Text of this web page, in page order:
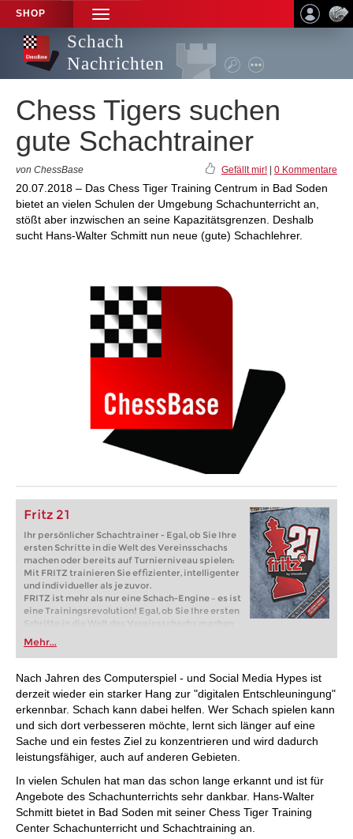
SHOP
TOGGLE
NAVIGATION
Schach
Nachrichten
Chess Tigers suchen
gute Schachtrainer
von ChessBase Gefällt mir! 0 Kommentare
20.07.2018 – Das Chess Tiger Training Centrum in Bad Soden
bietet an vielen Schulen der Umgebung Schachunterricht an,
stößt aber inzwischen an seine Kapazitätsgrenzen. Deshalb
sucht Hans-Walter Schmitt nun neue (gute) Schachlehrer.
Fritz 21
Ihr persönlicher Schachtrainer - Egal, ob Sie Ihre
ersten Schritte in die Welt des Vereinsschachs
machen oder bereits auf Turnierniveau spielen:
Mit FRITZ trainieren Sie effizienter, intelligenter
und individueller als je zuvor.
FRITZ ist mehr als nur eine Schach-Engine – es ist
eine Trainingsrevolution! Egal, ob Sie Ihre ersten
Schritte in die Welt des Vereinsschachs machen
oder bereits auf Turnierniveau spielen: Mit
FRITZ trainieren Sie effizienter, intelligenter und
individueller als je zuvor.
Mehr...
Nach Jahren des Computerspiel - und Social Media Hypes ist
derzeit wieder ein starker Hang zur "digitalen Entschleuningung"
erkennbar. Schach kann dabei helfen. Wer Schach spielen kann
und sich dort verbesseren möchte, lernt sich länger auf eine
Sache und ein festes Ziel zu konzentrieren und wird dadurch
leistungsfähiger, auch auf anderen Gebieten.
In vielen Schulen hat man das schon lange erkannt und ist für
Angebote des Schachunterrichts sehr dankbar. Hans-Walter
Schmitt bietet in Bad Soden mit seiner Chess Tiger Training
Center Schachunterricht und Schachtraining an.